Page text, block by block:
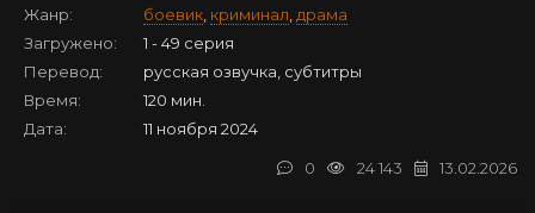
Жанр:
боевик криминал драма
Загружено:
1 - 49 серия
Перевод:
русская озвучка, субтитры
Время:
120 мин.
Дата:
11 ноября 2024
13.02.2026
24 143
0